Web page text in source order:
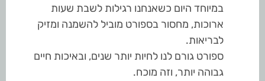
במיוחד היום כשאנחנו רגילות לשבת שעות
ארוכות, מחסור בספורט מוביל להשמנה ומזיק
לבריאות.
ספורט גורם לנו לחיות יותר שנים, ובאיכות חיים
גבוהה יותר, וזה מוכח.